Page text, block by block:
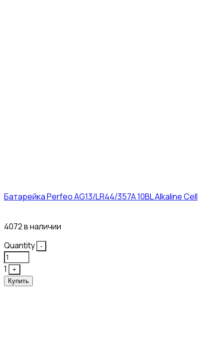
Батарейка Perfeo AG13/LR44/357A 10BL Alkaline Cell
4072 в наличии
Quantity
-
1
+
Купить